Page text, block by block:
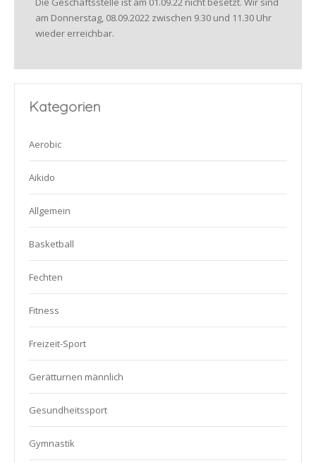
am Donnerstag, 08.09.2022 zwischen 9.30 und 11.30 Uhr
wieder erreichbar.
Kategorien
Aerobic
Aikido
Allgemein
Basketball
Fechten
Fitness
Freizeit-Sport
Gerätturnen männlich
Gesundheitssport
Gymnastik